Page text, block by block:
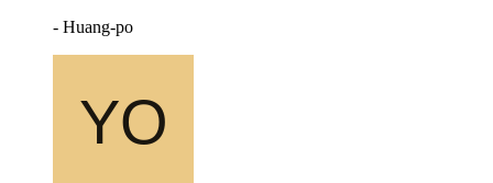
- Huang-po